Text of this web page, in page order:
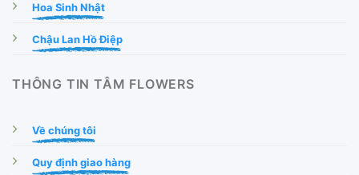
Hoa Sinh Nhật
Chậu Lan Hồ Điệp
THÔNG TIN TÂM FLOWERS
Về chúng tôi
Quy định giao hàng